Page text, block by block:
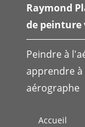
Raymond
de peinture
Peindre à
apprendre
aérographe
Accueil